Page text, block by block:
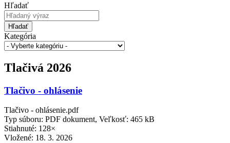
Hľadať
Hľadať
Kategória
Tlačivá 2026
Tlačivo - ohlásenie
Tlačivo - ohlásenie.pdf
Typ súboru: PDF dokument, Veľkosť: 465 kB
Stiahnuté: 128×
Vložené: 18. 3. 2026